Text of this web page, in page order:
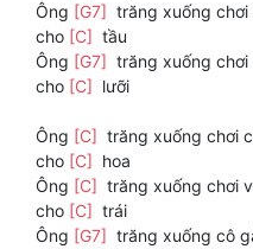
Ông [G7] trăng xuống chơi
cho [C] tầu
Ông [G7] trăng xuống chơi
cho [C] lưỡi
Ông [C] trăng xuống chơi
cho [C] hoa
Ông [C] trăng xuống chơi
cho [C] trái
Ông [G7] trăng xuống cô